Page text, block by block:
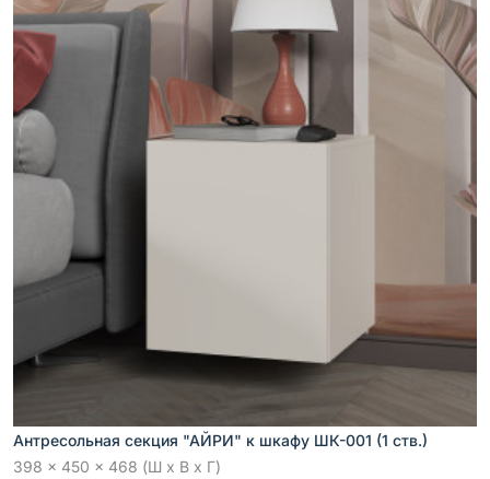
Антресольная секция "АЙРИ" к шкафу ШК-001 (1 ств.)
398 x 450 x 468 (Ш x В x Г)